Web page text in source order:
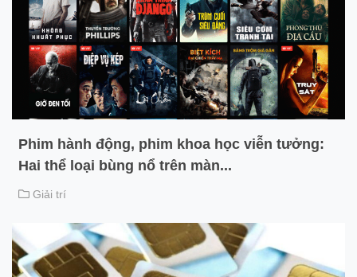
Phim hành động, phim khoa học viễn tưởng:
Hai thể loại bùng nổ trên màn...
Giải trí